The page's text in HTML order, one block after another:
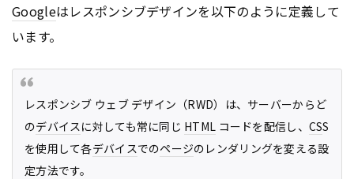
Googleはレスポンシブデザインを以下のように定義して
います。
レスポンシブ ウェブ デザイン（RWD）は、サーバーからど
のデバイス に対しても常に同じ HTML コードを配信し、 CSS
を使用して各デバイスでのページのレンダリングを変える設
定方法です。